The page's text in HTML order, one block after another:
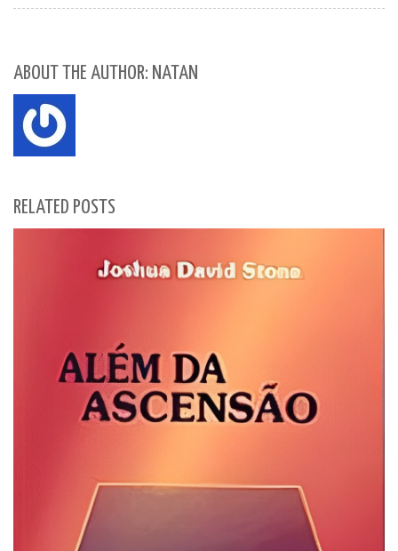
ABOUT THE AUTHOR: NATAN
RELATED POSTS